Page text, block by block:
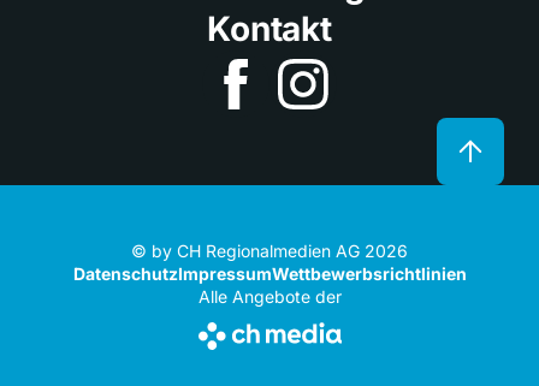
Kontakt
© by CH Regionalmedien AG 2026
DatenschutzImpressumWettbewerbsrichtlinien
Alle Angebote der